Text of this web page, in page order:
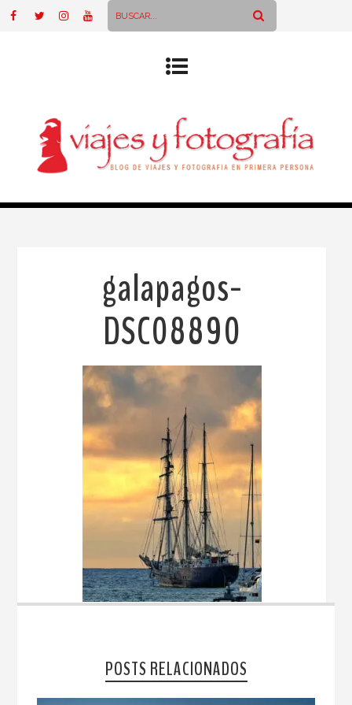
galapagos-
DSC08890
POSTS RELACIONADOS